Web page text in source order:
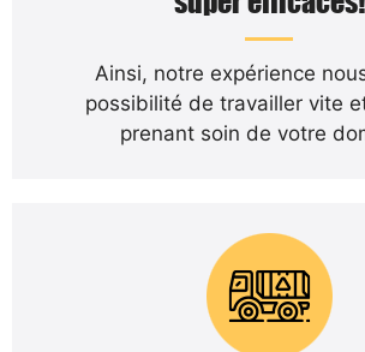
Ainsi, notre expérience
possibilité de travailler vite
prenant soin de votre